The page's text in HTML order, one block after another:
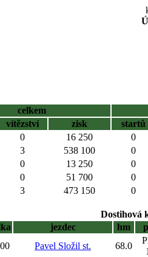
celkem
vítězství zisk
startů
0 16 250
0
3 538 100
0
0 13 250
0
0 51 700
0
3 473 150 0
Dostihová
jezdec hm
Pavel Složil st. 68.0